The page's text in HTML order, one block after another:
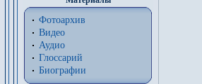
Фотоархив
Видео
Аудио
Глоссарий
Биографии